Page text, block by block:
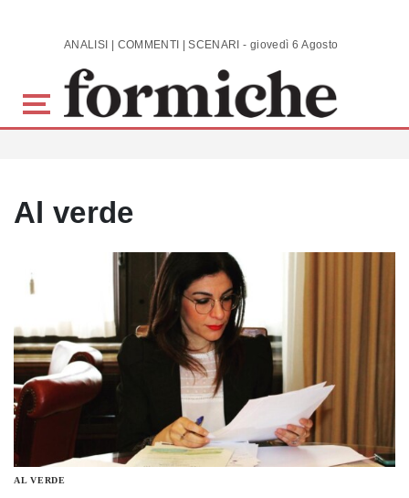
Skip to main content ANALISI | COMMENTI | SCENARI - giovedì 6 Agosto 2026
Al verde
AL VERDE